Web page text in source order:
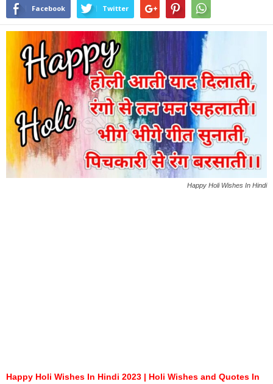
Facebook Twitter
Happy Holi Wishes In Hindi
Happy Holi Wishes In Hindi 2023 | Holi Wishes and Quotes In